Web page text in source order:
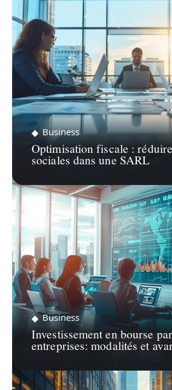
Business
Optimisation fiscale :
sociales dans une SARL
Business
Investissement en bourse
entreprises: modalités et